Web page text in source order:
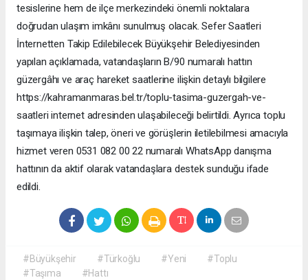
tesislerine hem de ilçe merkezindeki önemli noktalara
doğrudan ulaşım imkânı sunulmuş olacak. Sefer Saatleri
İnternetten Takip Edilebilecek Büyükşehir Belediyesinden
yapılan açıklamada, vatandaşların B/90 numaralı hattın
güzergâhı ve araç hareket saatlerine ilişkin detaylı bilgilere
https://kahramanmaras.bel.tr/toplu-tasima-guzergah-ve-
saatleri internet adresinden ulaşabileceği belirtildi. Ayrıca toplu
taşımaya ilişkin talep, öneri ve görüşlerin iletilebilmesi amacıyla
hizmet veren 0531 082 00 22 numaralı WhatsApp danışma
hattının da aktif olarak vatandaşlara destek sunduğu ifade
edildi.
#Büyükşehir #Türkoğlu #Yeni
#Toplu
#Taşıma
#Hattı